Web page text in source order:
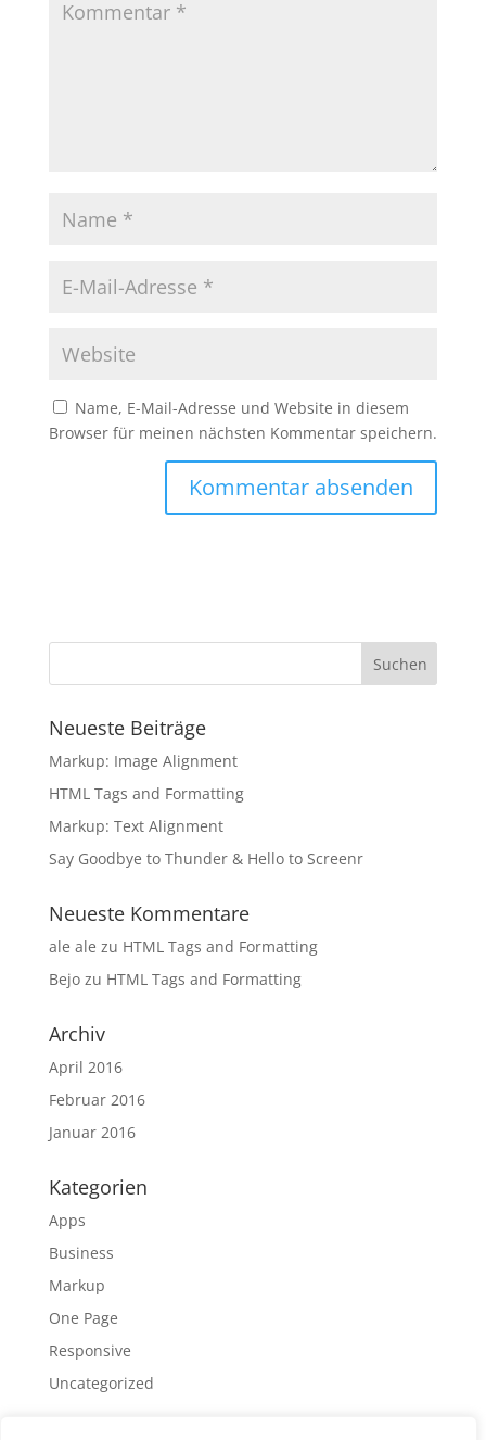
Name, E-Mail-Adresse und Website in diesem
Browser für meinen nächsten Kommentar speichern.
Neueste Beiträge
Markup: Image Alignment
HTML Tags and Formatting
Markup: Text Alignment
Say Goodbye to Thunder & Hello to Screenr
Neueste Kommentare
ale ale zu HTML Tags and Formatting
Bejozu HTML Tags and Formatting
Archiv
April 2016
Februar 2016
Januar 2016
Kategorien
Apps
Business
Markup
One Page
Responsive
Uncategorized